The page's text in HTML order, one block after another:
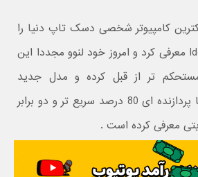
کامپیوتر شخصی دسک تاپ دنیا را
با نام IdeaCentre Q180 معرفی کرد و امروز خود لنوو مجددا این
تر از قبل کرده و مدل جدید
IdeaCentre Q190 را با پردازنده ای 80 درصد سریع تر و دو برابر